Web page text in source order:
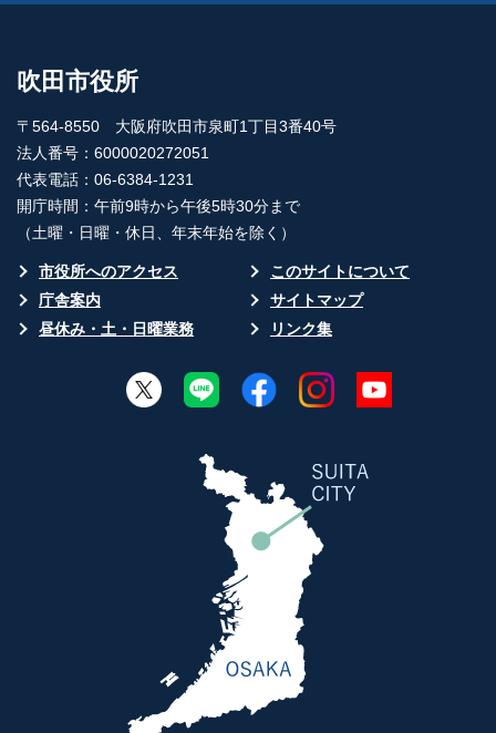
吹田市役所
〒564-8550 大阪府吹田市泉町1丁目3番40号
法人番号：6000020272051
代表電話：06-6384-1231
開庁時間：午前9時から午後5時30分まで
（土曜・日曜・休日、年末年始を除く）
市役所へのアクセス
このサイトについて
庁舎案内
サイトマップ
昼休み・土・日曜業務
リンク集